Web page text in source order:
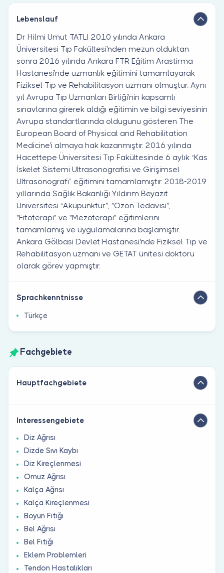
Lebenslauf
Dr Hilmi Umut TATLI 2010 yılında Ankara
Üniversitesi Tıp Fakültesi'nden mezun olduktan
sonra 2016 yılında Ankara FTR Eğitim Arastirma
Hastanesi'nde uzmanlık eğitimini tamamlayarak
Fiziksel Tıp ve Rehabilitasyon uzmanı olmuştur. Aynı
yıl Avrupa Tıp Uzmanları Birliği'nin kapsamlı
sınavlarına girerek aldığı eğitimin ve bilgi seviyesinin
Avrupa standartlarında oldugunu gösteren The
European Board of Physical and Rehabilitation
Medicine'i almaya hak kazanmıştır. 2016 yılında
Hacettepe Üniversitesi Tıp Fakültesinde 6 aylık “Kas
İskelet Sistemi Ultrasonografisi ve Girişimsel
Ultrasonografi” eğitimini tamamlamıştır. 2018-2019
yıllarında Sağlık Bakanlığı Yıldırım Beyazıt
Üniversitesi “Akupunktur", "Ozon Tedavisi",
"Fitoterapi" ve "Mezoterapi" eğitimlerini
tamamlamış ve uygulamalarına başlamıştır.
Ankara Gölbasi Devlet Hastanesi'nde Fiziksel Tıp ve
Rehabilitasyon uzmanı ve GETAT ünitesi doktoru
olarak görev yapmıştır.
Sprachkenntnisse
Türkçe
Fachgebiete
Hauptfachgebiete
Interessengebiete
Diz Ağrısı
Dizde Sıvı Kaybı
Diz Kireçlenmesi
Omuz Ağrısı
Kalça Ağrısı
Kalça Kireçlenmesi
Boyun Fıtığı
Bel Ağrısı
Bel Fıtığı
Eklem Problemleri
Tendon Hastalıkları